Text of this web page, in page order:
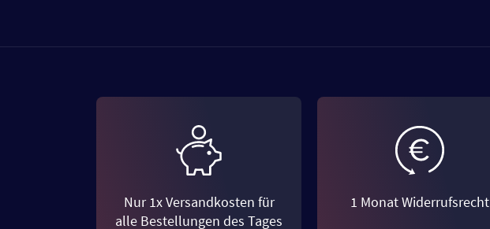
Nur 1x Versandkosten für
alle Bestellungen des Tages
1 Monat Widerrufsrecht